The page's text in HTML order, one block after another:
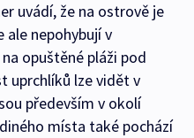
uvádí, že na ostrově je
nepohybují v
opuštěné pláži pod
uprchlíků lze vidět v
především v okolí
místa také pochází